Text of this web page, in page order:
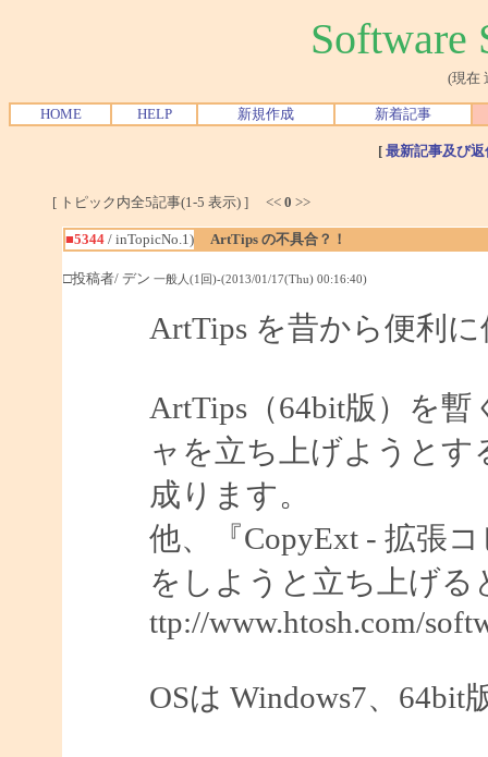
Software
(現在
HOME HELP 新規作成 新着記事
[ 最新記事及び
[ トピック内全5記事(1-5 表示) ] << 0 >>
■5344/ inTopicNo.1) ArtTips の不具合？！
□投稿者/ デン 一般人(1回)-(2013/01/17(Thu) 00:16:40)
ArtTips を昔から便利
ArtTips（64bit版）を
ャを立ち上げようとす
成ります。
他、『CopyExt - 拡張
をしようと立ち上げる
ttp://www.htosh.com/
OSは Windows7、64bit